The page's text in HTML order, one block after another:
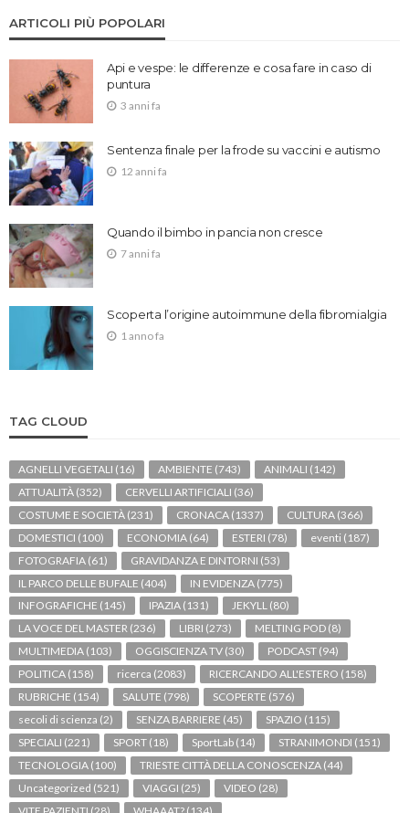
ARTICOLI PIÙ POPOLARI
Api e vespe: le differenze e cosa fare in caso di
puntura
3 anni fa
Sentenza finale per la frode su vaccini e autismo
12 anni fa
Quando il bimbo in pancia non cresce
7 anni fa
Scoperta l’origine autoimmune della fibromialgia
1 anno fa
TAG CLOUD
AGNELLI VEGETALI (16) AMBIENTE (743) ANIMALI (142)
ATTUALITÀ (352) CERVELLI ARTIFICIALI (36)
COSTUME E SOCIETÀ (231) CRONACA (1337) CULTURA (366)
DOMESTICI (100) ECONOMIA (64) ESTERI (78) eventi (187)
FOTOGRAFIA (61) GRAVIDANZA E DINTORNI (53)
IL PARCO DELLE BUFALE (404) IN EVIDENZA (775)
INFOGRAFICHE (145) IPAZIA (131) JEKYLL (80)
LA VOCE DEL MASTER (236) LIBRI (273) MELTING POD (8)
MULTIMEDIA (103) OGGISCIENZA TV (30) PODCAST (94)
POLITICA (158) ricerca (2083) RICERCANDO ALL'ESTERO (158)
RUBRICHE (154) SALUTE (798) SCOPERTE (576)
secoli di scienza (2) SENZA BARRIERE (45) SPAZIO (115)
SPECIALI (221) SPORT (18) SportLab (14) STRANIMONDI (151)
TECNOLOGIA (100) TRIESTE CITTÀ DELLA CONOSCENZA (44)
Uncategorized (521) VIAGGI (25) VIDEO (28)